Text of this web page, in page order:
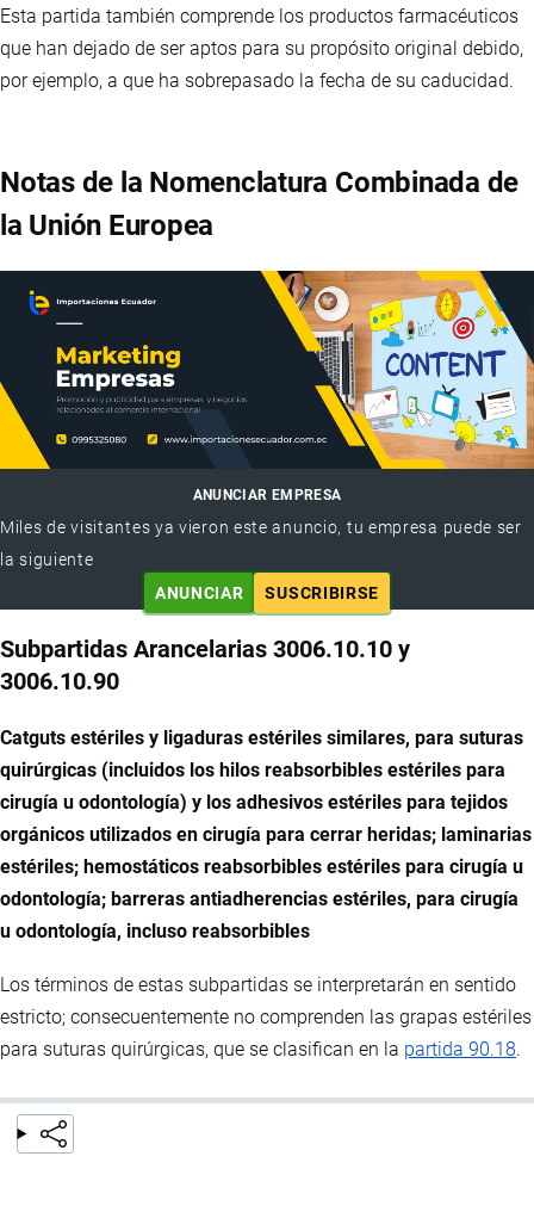
Esta partida también comprende los productos farmacéuticos
que han dejado de ser aptos para su propósito original debido,
por ejemplo, a que ha sobrepasado la fecha de su caducidad.
Notas de la Nomenclatura Combinada de
la Unión Europea
ANUNCIAR EMPRESA
Miles de visitantes ya vieron este anuncio, tu empresa puede ser
la siguiente
ANUNCIAR
SUSCRIBIRSE
Subpartidas Arancelarias 3006.10.10 y
3006.10.90
Catguts estériles y ligaduras estériles similares, para suturas
quirúrgicas (incluidos los hilos reabsorbibles estériles para
cirugía u odontología) y los adhesivos estériles para tejidos
orgánicos utilizados en cirugía para cerrar heridas; laminarias
estériles; hemostáticos reabsorbibles estériles para cirugía u
odontología; barreras antiadherencias estériles, para cirugía
u odontología, incluso reabsorbibles
Los términos de estas subpartidas se interpretarán en sentido
estricto; consecuentemente no comprenden las grapas estériles
para suturas quirúrgicas, que se clasifican en la partida 90.18.